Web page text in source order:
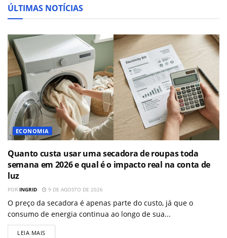
ÚLTIMAS NOTÍCIAS
ECONOMIA
Quanto custa usar uma secadora de roupas toda
semana em 2026 e qual é o impacto real na conta de
luz
POR INGRID 9 DE AGOSTO DE 2026
O preço da secadora é apenas parte do custo, já que o
consumo de energia continua ao longo de sua...
LEIA MAIS